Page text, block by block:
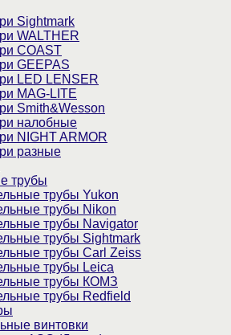
Sightmark
WALTHER
COAST
GEEPAS
LED LENSER
MAG-LITE
Smith&Wesson
налобные
NIGHT ARMOR
разные
трубы
трубы Yukon
трубы Nikon
трубы Navigator
трубы Sightmark
трубы Carl Zeiss
трубы Leica
трубы КОМЗ
трубы Redfield
винтовки